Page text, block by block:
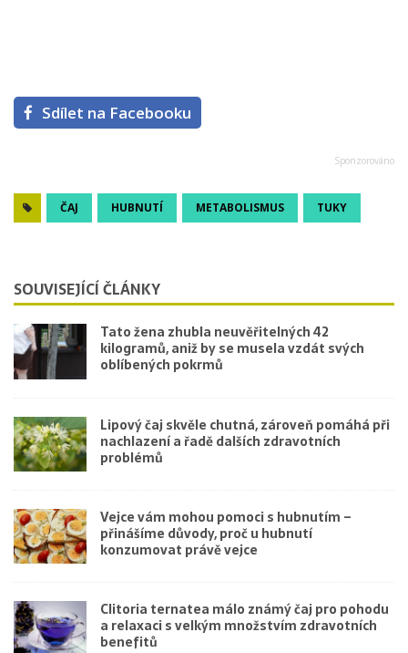
Sdílet na Facebooku
ČAJ HUBNUTÍ METABOLISMUS TUKY
SOUVISEJÍCÍ ČLÁNKY
Tato žena zhubla neuvěřitelných 42
kilogramů, aniž by se musela vzdát svých
oblíbených pokrmů
Lipový čaj skvěle chutná, zároveň pomáhá při
nachlazení a řadě dalších zdravotních
problémů
Vejce vám mohou pomoci s hubnutím –
přinášíme důvody, proč u hubnutí
konzumovat právě vejce
Clitoria ternatea málo známý čaj pro pohodu
a relaxaci s velkým množstvím zdravotních
benefitů